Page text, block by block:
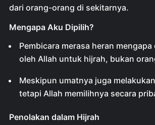
dari orang-orang di sekitarnya.
Mengapa Aku Dipilih?
Pembicara merasa heran
oleh Allah untuk hijrah, bukan
Meskipun umatnya juga
tetapi Allah memilihnya secara
Penolakan dalam Hijrah